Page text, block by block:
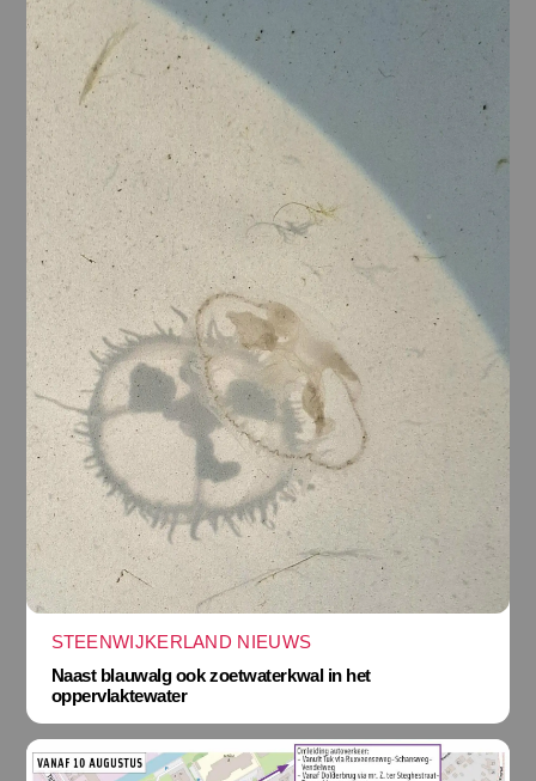
STEENWIJKERLAND NIEUWS
Naast blauwalg ook zoetwaterkwal in het
oppervlaktewater